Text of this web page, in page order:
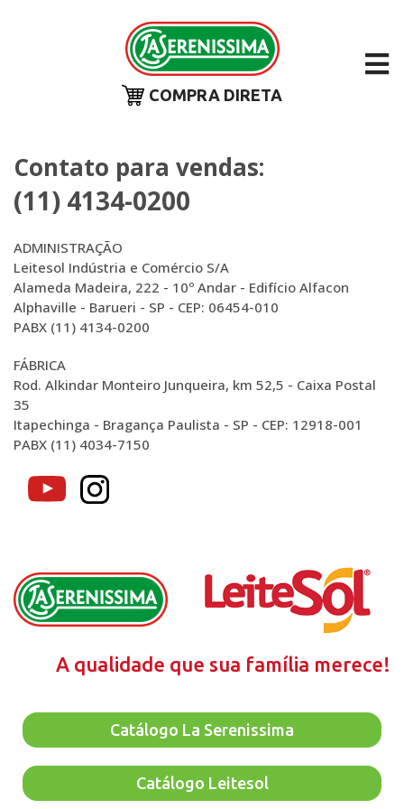
COMPRA DIRETA
Contato para vendas:
(11) 4134-0200
ADMINISTRAÇÃO
Leitesol Indústria e Comércio S/A
Alameda Madeira, 222 - 10º Andar - Edifício Alfacon
Alphaville - Barueri - SP - CEP: 06454-010
PABX (11) 4134-0200
FÁBRICA
Rod. Alkindar Monteiro Junqueira, km 52,5 - Caixa Postal
35
Itapechinga - Bragança Paulista - SP - CEP: 12918-001
PABX (11) 4034-7150
A qualidade que sua família merece!
Catálogo La Serenissima
Catálogo Leitesol